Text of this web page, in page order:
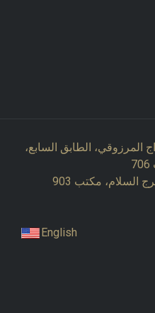
المرزوقي، الطابق السابع،
السلام، مكتب 903
English